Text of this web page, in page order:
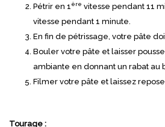
Pétrir en 1 ère vitesse pendant 11
vitesse pendant 1 minute.
En fin de pétrissage, votre pâte doit
Bouler votre pâte et laisser
ambiante en donnant un rabat au
Filmer votre pâte et laissez reposer
Tourage :